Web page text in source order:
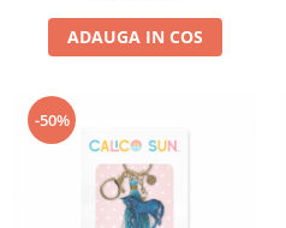
ADAUGA IN COS
-50%